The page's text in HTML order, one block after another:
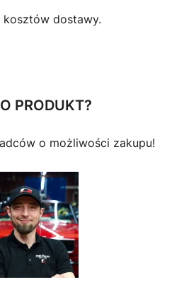
kosztów dostawy.
PRODUKT?
o możliwości zakupu!